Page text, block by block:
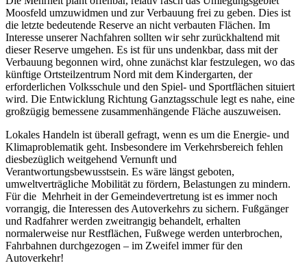
Moosfeld umzuwidmen und zur Verbauung frei zu geben. Dies ist
die letzte bedeutende Reserve an nicht verbauten Flächen. Im
Interesse unserer Nachfahren sollten wir sehr zurückhaltend mit
dieser Reserve umgehen. Es ist für uns undenkbar, dass mit der
Verbauung begonnen wird, ohne zunächst klar festzulegen, wo das
künftige Ortsteilzentrum Nord mit dem Kindergarten, der
erforderlichen Volksschule und den Spiel- und Sportflächen situiert
wird. Die Entwicklung Richtung Ganztagsschule legt es nahe, eine
großzügig bemessene zusammenhängende Fläche auszuweisen.
Lokales Handeln ist überall gefragt, wenn es um die Energie- und
Klimaproblematik geht. Insbesondere im Verkehrsbereich fehlen
diesbezüglich weitgehend Vernunft und
Verantwortungsbewusstsein. Es wäre längst geboten,
umweltverträgliche Mobilität zu fördern, Belastungen zu mindern.
Für die Mehrheit in der Gemeindevertretung ist es immer noch
vorrangig, die Interessen des Autoverkehrs zu sichern. Fußgänger
und Radfahrer werden zweitrangig behandelt, erhalten
normalerweise nur Restflächen, Fußwege werden unterbrochen,
Fahrbahnen durchgezogen – im Zweifel immer für den
Autoverkehr!